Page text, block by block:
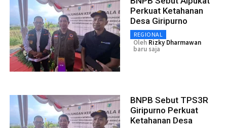
Perkuat Ketahanan
Desa Giripurno
REGIONAL
Oleh Rizky Dharmawan
baru saja
BNPB Sebut TPS3R
Giripurno Perkuat
Ketahanan Desa